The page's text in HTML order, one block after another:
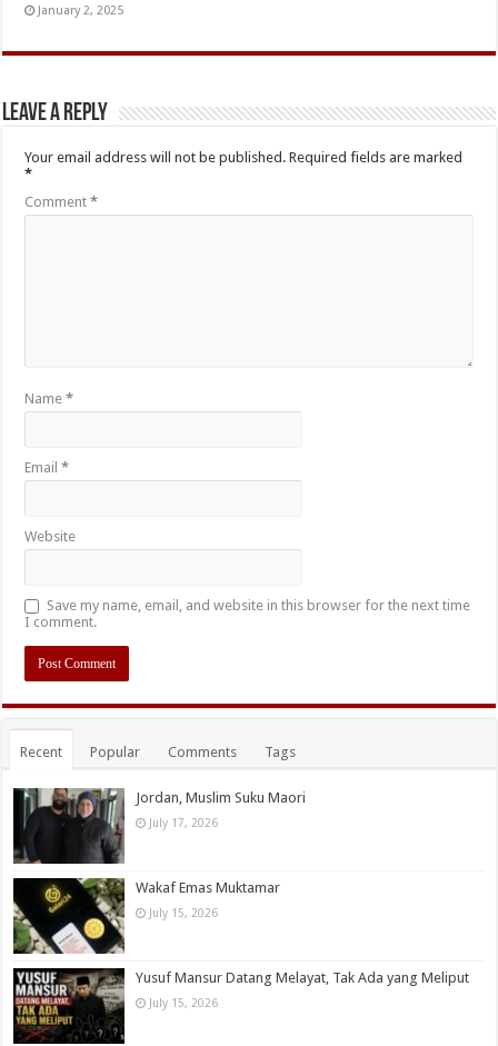
January 2, 2025
Leave a Reply
Your email address will not be published. Required fields are marked
*
Comment*
Name*
Email*
Website
Save my name, email, and website in this browser for the next time
I comment.
Recent Popular Comments Tags
Jordan, Muslim Suku Maori
July 17, 2026
Wakaf Emas Muktamar
July 15, 2026
Yusuf Mansur Datang Melayat, Tak Ada yang Meliput
July 15, 2026